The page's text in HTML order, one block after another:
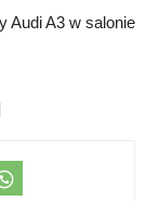
Audi A3 w salonie